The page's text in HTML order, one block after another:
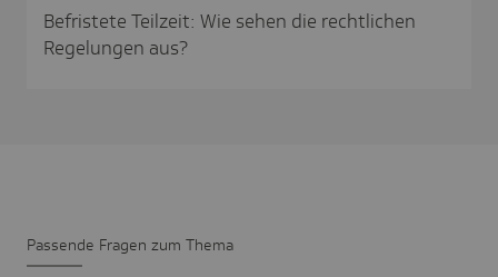
Befristete Teilzeit: Wie sehen die rechtlichen
Regelungen aus?
Passende Fragen zum Thema